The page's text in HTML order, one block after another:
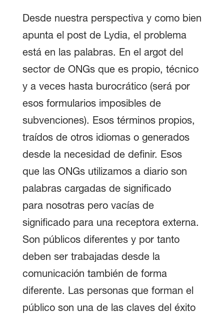
Desde nuestra perspectiva y como bien
apunta el post de Lydia, el problema
está en las palabras. En el argot del
sector de ONGs que es propio, técnico
y a veces hasta burocrático (será por
esos formularios imposibles de
subvenciones). Esos términos propios,
traídos de otros idiomas o generados
desde la necesidad de definir. Esos
que las ONGs utilizamos a diario son
palabras cargadas de significado
para nosotras pero vacías de
significado para una receptora externa.
Son públicos diferentes y por tanto
deben ser trabajadas desde la
comunicación también de forma
diferente. Las personas que forman el
público son una de las claves del éxito